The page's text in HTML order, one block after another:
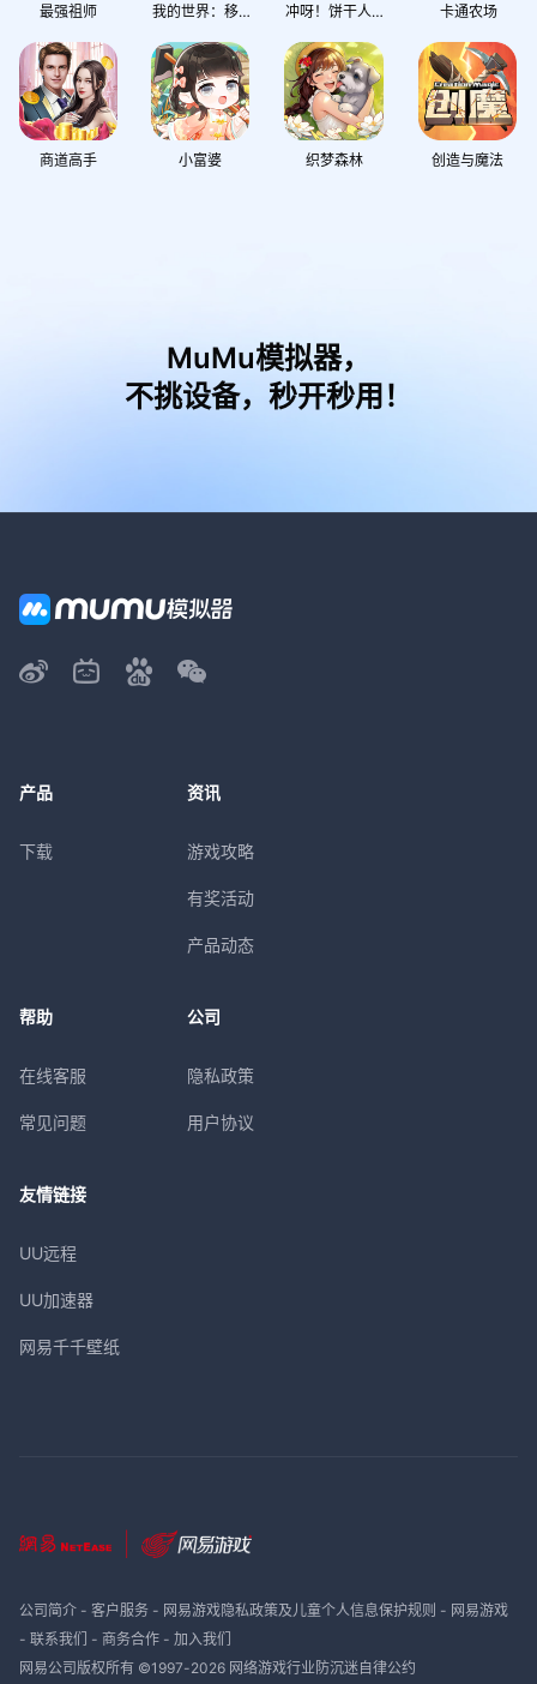
最强祖师 我的世界：移动版 冲呀！饼干人：王国 卡通农场
商道高手 小富婆 织梦森林 创造与魔法
MuMu模拟器，
不挑设备，秒开秒用！
产品
下载
资讯
游戏攻略
有奖活动
产品动态
帮助
在线客服
常见问题
公司
隐私政策
用户协议
友情链接
UU远程
UU加速器
网易千千壁纸
公司简介- 客户服务- 网易游戏隐私政策及儿童个人信息保护规则 - 网易游戏
- 联系我们 - 商务合作- 加入我们
网易公司版权所有 ©1997-2026 网络游戏行业防沉迷自律公约